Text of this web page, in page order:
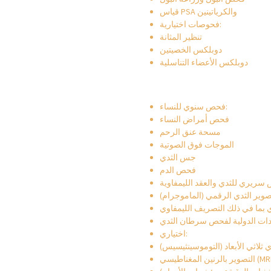
قياس PSA والكرياتينين
فحوصات اختيارية:
تنظير المثانة
دوبلكس الخصيتين
دوبلكس الأعضاء التناسلية
فحص سنوي للنساء:
فحص أمراض النساء
مسحة عنق الرحم
الموجات فوق الصوتية
جس الثدي
فحص الدم
الثدي الرقمي (الماموجرام)
بما في ذلك التصريف الليمفاوي
الدولية لفحص سرطان الثدي
اختياري:
ثلاثي الأبعاد (التوموسينثيسيس)